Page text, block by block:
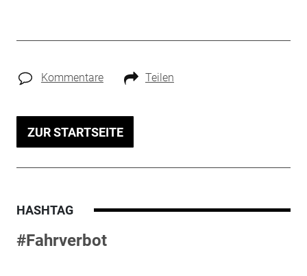
Kommentare Teilen
ZUR STARTSEITE
HASHTAG
#Fahrverbot